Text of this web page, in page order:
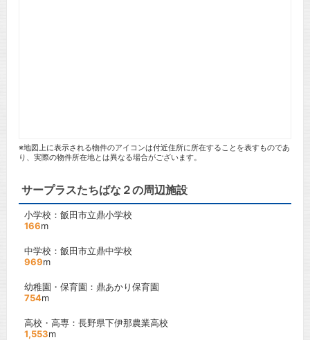
※地図上に表示される物件のアイコンは付近住所に所在することを表すものであ
り、実際の物件所在地とは異なる場合がございます。
サープラスたちばな２の周辺施設
小学校：飯田市立鼎小学校
166m
中学校：飯田市立鼎中学校
969m
幼稚園・保育園：鼎あかり保育園
754m
高校・高専：長野県下伊那農業高校
1,553m